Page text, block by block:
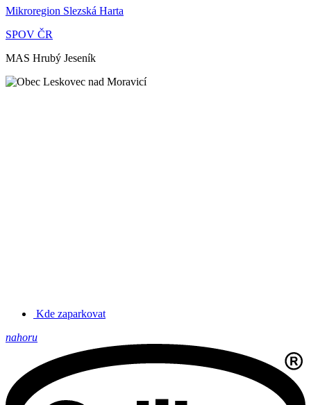
Mikroregion Slezská Harta
SPOV ČR
MAS Hrubý Jeseník
Kde zaparkovat
nahoru